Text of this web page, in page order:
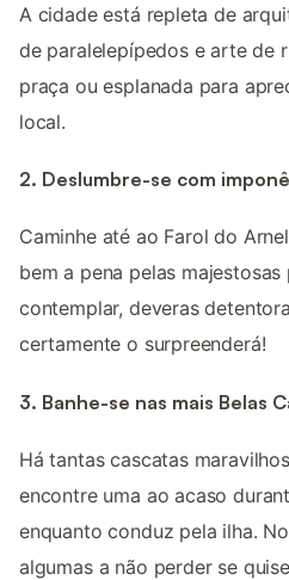
A cidade está repleta de
de paralelepípedos e arte de
praça ou esplanada para
local.
2. Deslumbre-se com
Caminhe até ao Farol do
bem a pena pelas
contemplar, deveras
certamente o surpreenderá!
3. Banhe-se nas mais Belas
Há tantas cascatas
encontre uma ao acaso
enquanto conduz pela ilha.
algumas a não perder se